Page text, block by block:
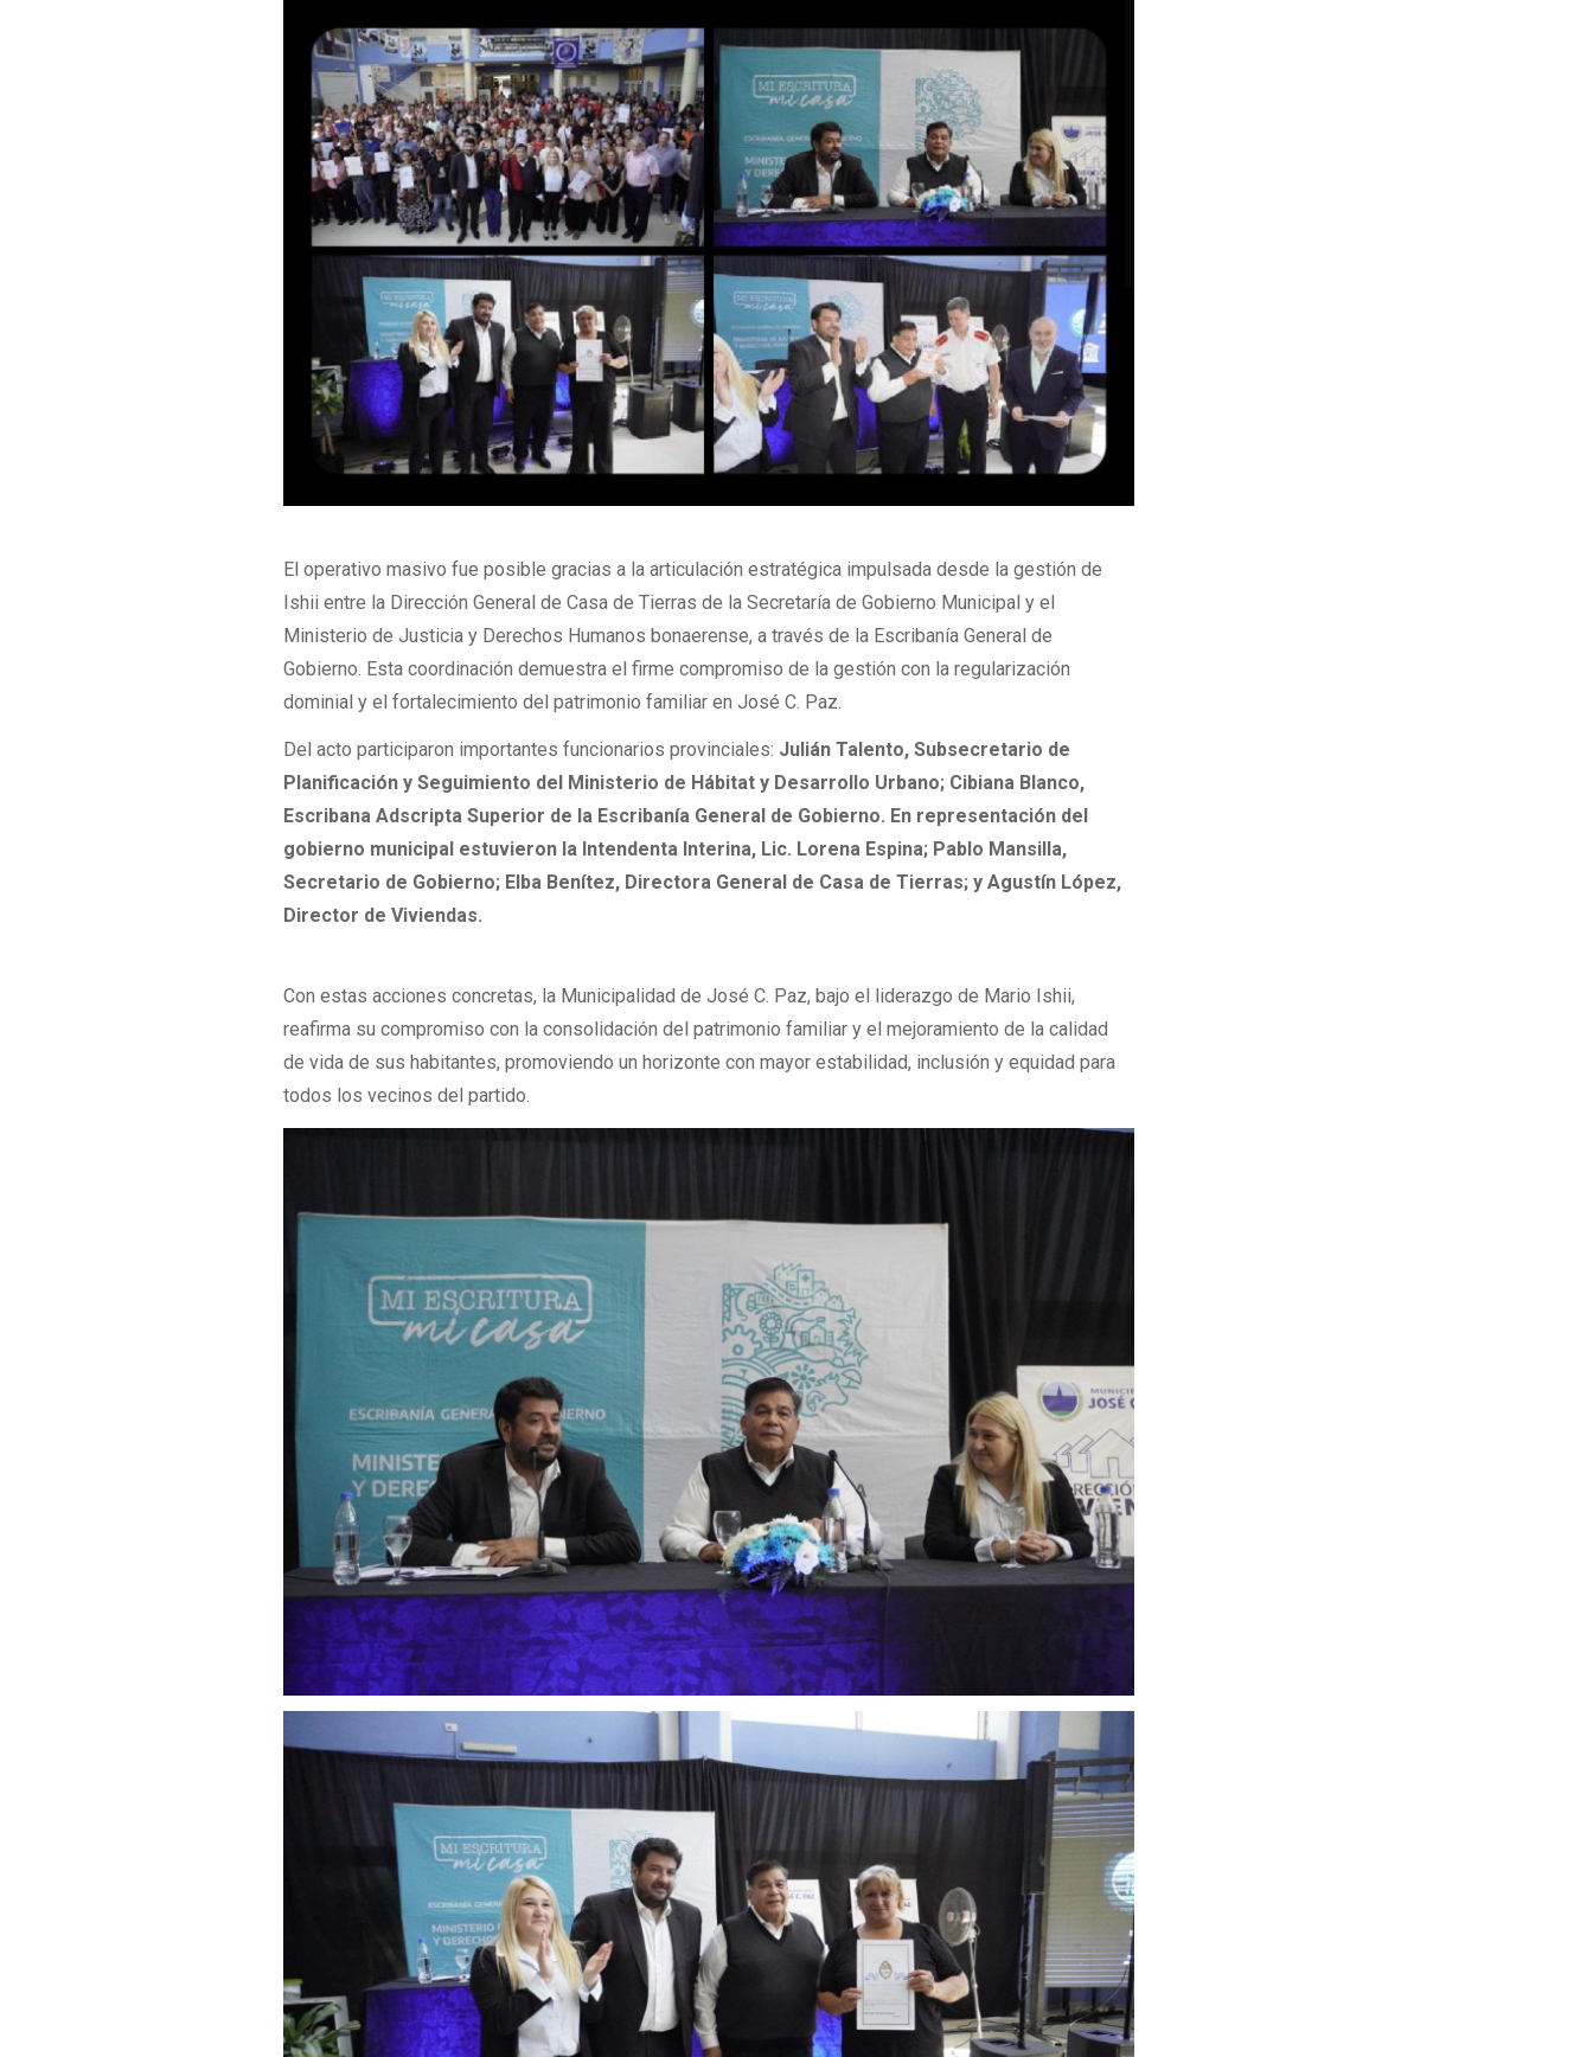
El operativo masivo fue posible gracias a la articulación estratégica impulsada desde la gestión de
Ishii entre la Dirección General de Casa de Tierras de la Secretaría de Gobierno Municipal y el
Ministerio de Justicia y Derechos Humanos bonaerense, a través de la Escribanía General de
Gobierno. Esta coordinación demuestra el firme compromiso de la gestión con la regularización
dominial y el fortalecimiento del patrimonio familiar en José C. Paz.
Del acto participaron importantes funcionarios provinciales: Julián Talento, Subsecretario de
Planificación y Seguimiento del Ministerio de Hábitat y Desarrollo Urbano; Cibiana Blanco,
Escribana Adscripta Superior de la Escribanía General de Gobierno. En representación del
gobierno municipal estuvieron la Intendenta Interina, Lic. Lorena Espina; Pablo Mansilla,
Secretario de Gobierno; Elba Benítez, Directora General de Casa de Tierras; y Agustín López,
Director de Viviendas.
Con estas acciones concretas, la Municipalidad de José C. Paz, bajo el liderazgo de Mario Ishii,
reafirma su compromiso con la consolidación del patrimonio familiar y el mejoramiento de la calidad
de vida de sus habitantes, promoviendo un horizonte con mayor estabilidad, inclusión y equidad para
todos los vecinos del partido.